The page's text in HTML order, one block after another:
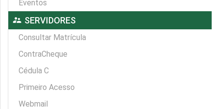
Eventos
supervisor_account SERVIDORES
Consultar Matrícula
ContraCheque
Cédula C
Primeiro Acesso
Webmail